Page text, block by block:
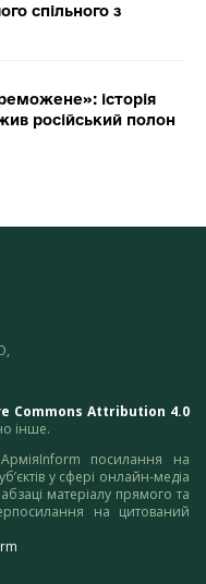
спільного з
історія
російський полон
Commons Attribution 4.0
інше.
посилання на
у сфері онлайн-медіа
матеріалу прямого та
на цитований